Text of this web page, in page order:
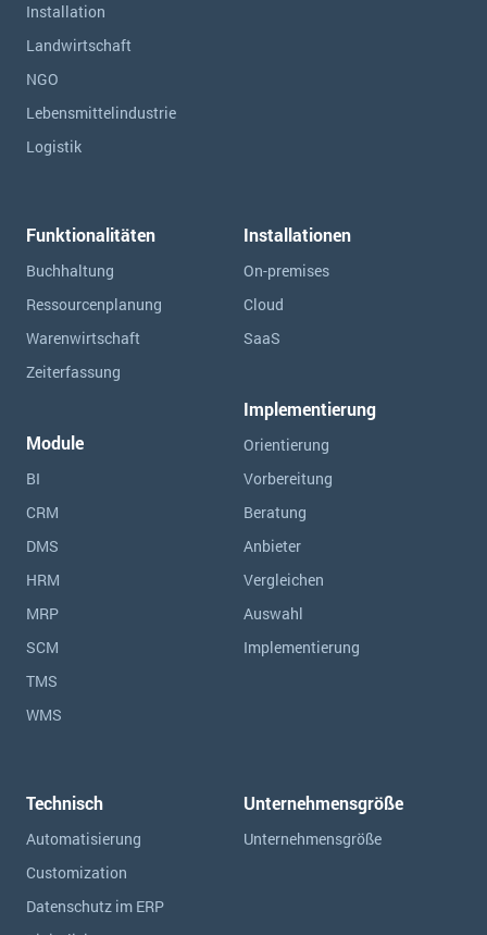
Installation
Landwirtschaft
NGO
Lebensmittelindustrie
Logistik
Funktionalitäten
Buchhaltung
Ressourcen­planung
Warenwirtschaft
Zeiterfassung
Module
BI
CRM
DMS
HRM
MRP
SCM
TMS
WMS
Installationen
On-premises
Cloud
SaaS
Implementierung
Orientierung
Vorbereitung
Beratung
Anbieter
Vergleichen
Auswahl
Implementierung
Technisch
Automatisierung
Customization
Datenschutz im ERP
Unternehmensgröße
Unternehmensgröße